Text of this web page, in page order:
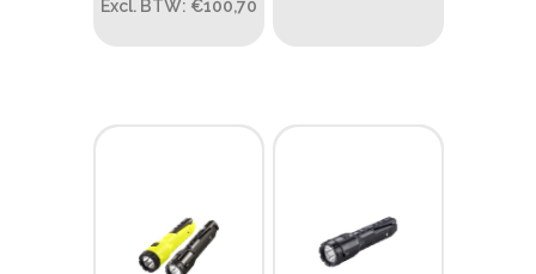
Product IP-X waarden
Excl. BTW: €100,70